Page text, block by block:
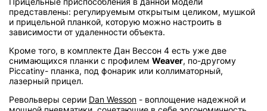
представлены: регулируемым открытым целиком, мушкой
и прицельной планкой, которую можно настроить в
зависимости от удаленности объекта.
Кроме того, в комплекте Дан Вессон 4 есть уже две
снимающихся планки с профилем Weaver, по-другому
Piccatiny- планка, под фонарик или коллиматорный,
лазерный прицел.
Револьверы серии Dan Wesson - воплощение надежной и